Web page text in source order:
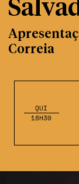
QUI
18H30
Correia